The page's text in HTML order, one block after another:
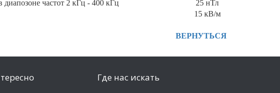
диапозоне частот 2 кГц - 400 кГц
25 нТл
15 кВ/м
ВЕРНУТЬСЯ
Где нас искать